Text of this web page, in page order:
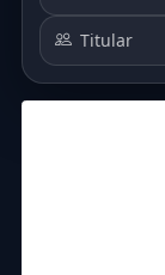
Titular